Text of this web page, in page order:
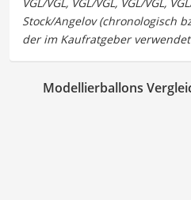
Modellierballons